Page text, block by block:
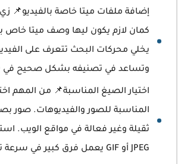
إضافة ملفات ميتا خاصة بالفيديو📌
كمان لازم يكون ليها وصف ميتا خاص
يخلي محركات البحث تتعرف على
وتساعد في تصنيفه بشكل صحيح في
اختيار الصيغ المناسبة📌 من المهم
ثقيلة وغير فعالة في مواقع الويب.
JPEG أو GIF يعمل فرق كبير في سرعة تحميل الموقع.